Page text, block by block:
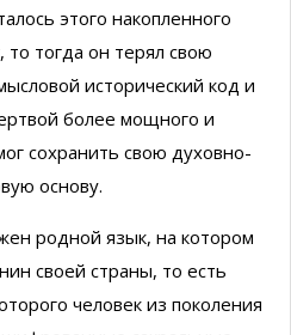
этого накопленного
то тогда он терял свою
исторический код и
более мощного и
сохранить свою духовно-
основу.
родной язык, на котором
своей страны, то есть
человек из поколения